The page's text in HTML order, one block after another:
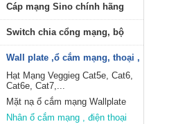
Comverter quang - modul
Cáp mạng Sino chính hãng
Switch chia cổng mạng, bộ
phát Wifi
Wall plate ,ổ cắm mạng, thoại ,
đầu bấm RJ11,RJ45
Hạt Mạng Veggieg Cat5e, Cat6,
Cat6e, Cat7,...
Mặt nạ ổ cắm mạng Wallplate
Nhân ổ cắm mạng , điện thoại